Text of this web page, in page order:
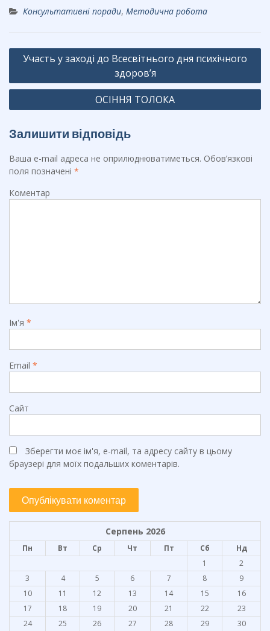
e
b
o
o
e
gr
a
m
er
Консультативні поради, Методична робота
Навігація
Участь у заході до Всесвітнього дня психічного
здоров’я
ОСІННЯ ТОЛОКА
Залишити відповідь
Ваша e-mail адреса не оприлюднюватиметься. Обов’язкові
поля позначені *
Коментар
Ім'я *
Email *
Сайт
Зберегти моє ім'я, e-mail, та адресу сайту в цьому
браузері для моїх подальших коментарів.
Серпень 2026
Пн Вт Ср Чт Пт Сб
Нд
1
2
3
4 5 6 7 8
9
10
11 12 13 14 15
16
17
18 19 20 21 22
23
24
25 26 27 28 29 30